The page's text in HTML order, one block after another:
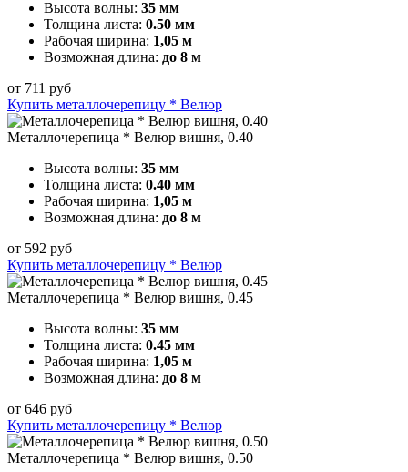
Высота волны: 35 мм
Толщина листа: 0.50 мм
Рабочая ширина: 1,05 м
Возможная длина: до 8 м
от 711 руб
Купить металлочерепицу * Велюр
Металлочерепица * Велюр вишня, 0.40
Высота волны: 35 мм
Толщина листа: 0.40 мм
Рабочая ширина: 1,05 м
Возможная длина: до 8 м
от 592 руб
Купить металлочерепицу * Велюр
Металлочерепица * Велюр вишня, 0.45
Высота волны: 35 мм
Толщина листа: 0.45 мм
Рабочая ширина: 1,05 м
Возможная длина: до 8 м
от 646 руб
Купить металлочерепицу * Велюр
Металлочерепица * Велюр вишня, 0.50